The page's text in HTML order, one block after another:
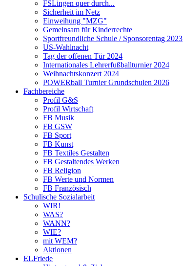
FSLingen quer durch...
Sicherheit im Netz
Einweihung "MZG"
Gemeinsam für Kinderrechte
Sportfreundliche Schule / Sponsorentag 2023
US-Wahlnacht
Tag der offenen Tür 2024
Internationales Lehrerfußballturnier 2024
Weihnachtskonzert 2024
POWERball Turnier Grundschulen 2026
Fachbereiche
Profil G&S
Profil Wirtschaft
FB Musik
FB GSW
FB Sport
FB Kunst
FB Textiles Gestalten
FB Gestaltendes Werken
FB Religion
FB Werte und Normen
FB Französisch
Schulische Sozialarbeit
WIR!
WAS?
WANN?
WIE?
mit WEM?
Aktionen
ELFriede